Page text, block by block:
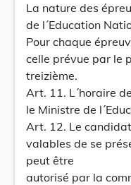
La nature des
de l´Education
Pour chaque
celle prévue par le
treizième.
Art. 11. L´horaire
le Ministre de
Art. 12. Le
valables de se
peut être
autorisé par la